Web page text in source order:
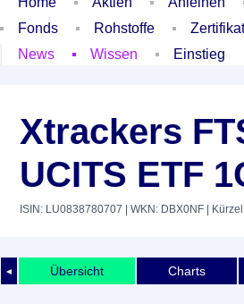
Fonds
Rohstoffe
News
Wissen Einstieg
Xtrackers
UCITS ETF
ISIN: LU0838780707 | WKN: DBX0NF |
◄ Übersicht Charts